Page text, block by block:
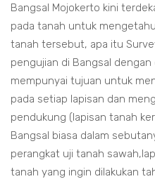
Bangsal Mojokerto kini
pada tanah untuk
tanah tersebut, apa itu
pengujian di Bangsal
mempunyai tujuan untuk
pada setiap lapisan dan
pendukung (lapisan tanah
Bangsal biasa dalam
perangkat uji tanah
tanah yang ingin dilakukan